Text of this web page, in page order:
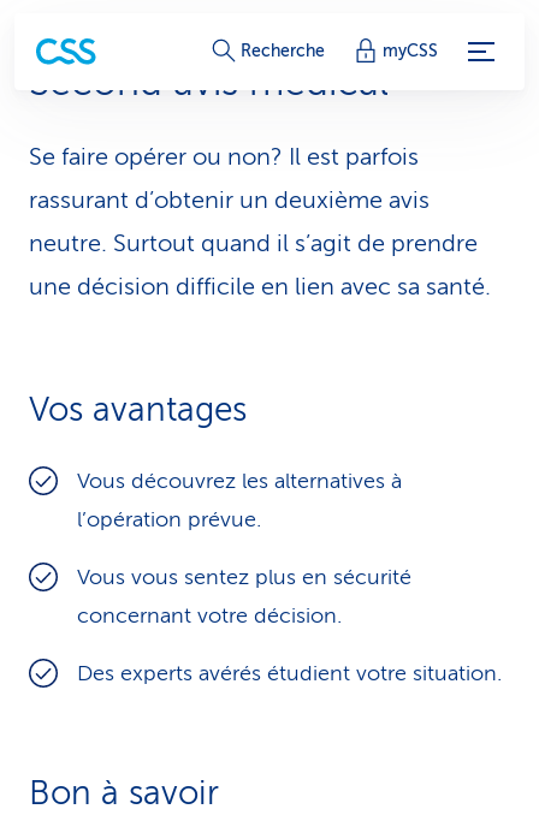
L
i
e
n
s
d
e
r
v
i
c
e
Recherche myCSS
Second avis médical
Se faire opérer ou non? Il est parfois
rassurant d’obtenir un deuxième avis
neutre. Surtout quand il s’agit de prendre
une décision difficile en lien avec sa santé.
Vos avantages
Vous découvrez les alternatives à
l’opération prévue.
Vous vous sentez plus en sécurité
concernant votre décision.
Des experts avérés étudient votre situation.
Bon à savoir